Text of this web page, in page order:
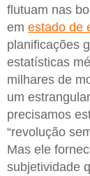
flutuam nas
em estado de
planificações
estatísticas
milhares de
um
precisamos
“revolução
Mas ele
subjetividade